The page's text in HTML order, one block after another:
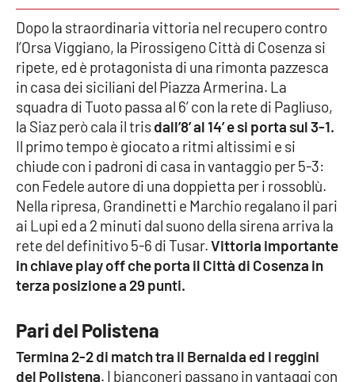
Meteo
Editoriali
VIDEO
Ambiente
Cronaca
Cultura
Economia e Lavoro
Dopo la straordinaria vittoria nel recupero contro
l’Orsa Viggiano, la Pirossigeno Città di Cosenza si
ripete, ed è protagonista di una rimonta pazzesca
in casa dei siciliani del Piazza Armerina. La
squadra di Tuoto passa al 6’ con la rete di Pagliuso,
la Siaz però cala il trisdall’8’ al 14’ e si porta sul 3-1.
Il primo tempo è giocato a ritmi altissimi e si
chiude con i padroni di casa in vantaggio per 5-3:
con Fedele autore di una doppietta per i rossoblù.
Nella ripresa, Grandinetti e Marchio regalano il pari
ai Lupi ed a 2 minuti dal suono della sirena arriva la
rete del definitivo 5-6 di Tusar.Vittoria importante
in chiave play off che porta il Città di Cosenza in
terza posizione a 29 punti.
Pari del Polistena
Termina 2-2 di match tra il Bernalda ed i reggini
del Polistena. I bianconeri passano in vantaggi con